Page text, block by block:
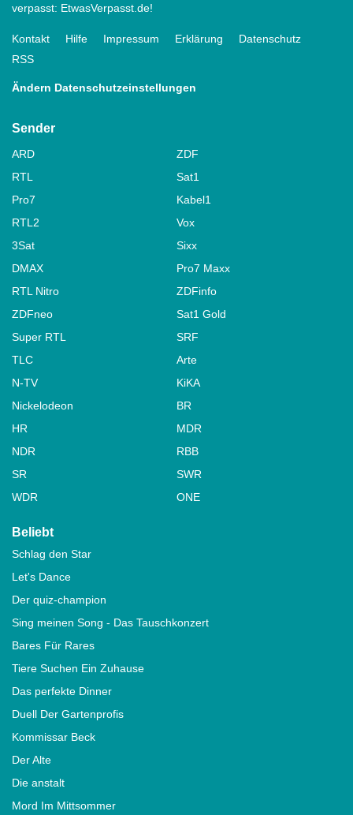
verpasst: EtwasVerpasst.de!
Kontakt Hilfe Impressum Erklärung
Datenschutz
RSS
Ändern Datenschutzeinstellungen
Sender
ARD
ZDF
RTL
Sat1
Pro7
Kabel1
RTL2
Vox
3Sat
Sixx
DMAX
Pro7 Maxx
RTL Nitro
ZDFinfo
ZDFneo
Sat1 Gold
Super RTL
SRF
TLC
Arte
N-TV
KiKA
Nickelodeon
BR
HR
MDR
NDR
RBB
SR
SWR
WDR
ONE
Beliebt
Schlag den Star
Let's Dance
Der quiz-champion
Sing meinen Song - Das Tauschkonzert
Bares Für Rares
Tiere Suchen Ein Zuhause
Das perfekte Dinner
Duell Der Gartenprofis
Kommissar Beck
Der Alte
Die anstalt
Mord Im Mittsommer